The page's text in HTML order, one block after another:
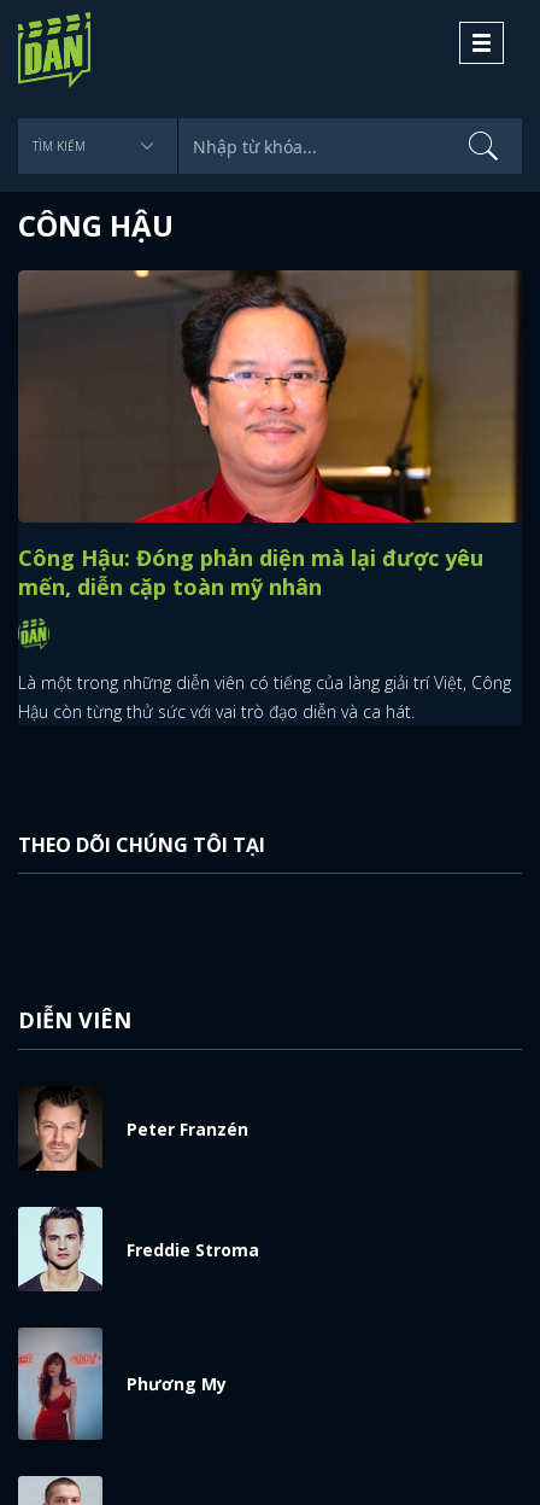
ĐĂNG NHẬP
Toggle
CÔNG HẬU
Công Hậu: Đóng phản diện mà lại được yêu
mến, diễn cặp toàn mỹ nhân
Là một trong những diễn viên có tiếng của làng giải trí Việt, Công
Hậu còn từng thử sức với vai trò đạo diễn và ca hát.
THEO DÕI CHÚNG TÔI TẠI
DIỄN VIÊN
Peter Franzén
Freddie Stroma
Phương My